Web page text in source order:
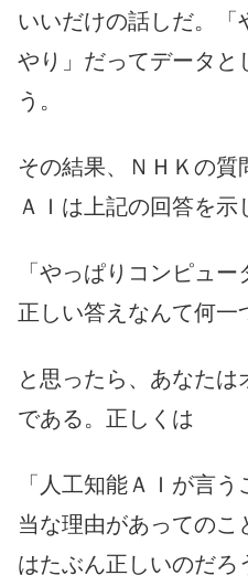
いいだけの話しだ。「
やり」だってデータと
う。
その結果、ＮＨＫの質
ＡＩは上記の回答を示
「やっぱりコンピュー
正しい答えなんて何一
と思ったら、あなた
である。正しくは
「人工知能ＡＩが言
当な理由があってのこ
はたぶん正しいのだろ